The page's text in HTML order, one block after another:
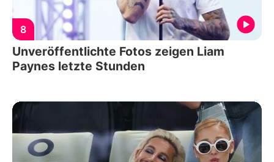
8
Unveröffentlichte Fotos zeigen Liam
Paynes letzte Stunden